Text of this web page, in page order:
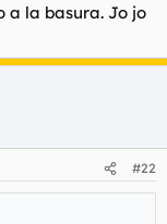
a la basura. Jo jo
#22